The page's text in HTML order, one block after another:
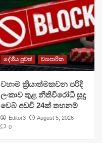
දේශීය පුවත් ව්‍යාපාරික
වහාම ක්‍රියාත්මකවන පරිදි
ලංකාව තුළ නීතිවිරෝධී සූදු
වෙබ් අඩවි 24ක් තහනම්
Editor3
August 5, 2026
0